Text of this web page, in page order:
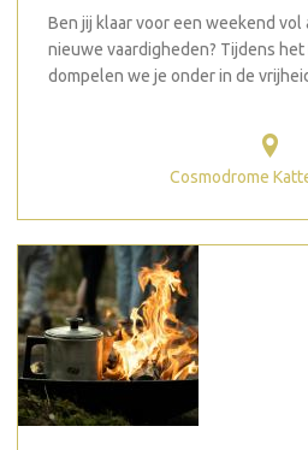
Ben jij klaar voor een weekend vol
nieuwe vaardigheden? Tijdens
dompelen we je onder in de
Cosmodrome